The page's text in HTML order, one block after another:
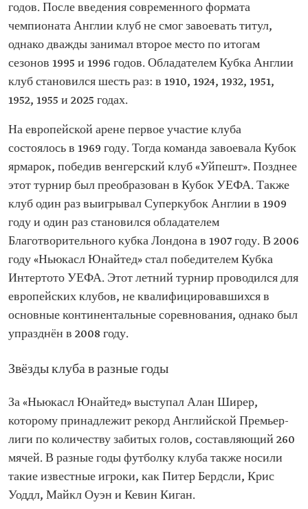
годов. После введения современного формата
чемпионата Англии клуб не смог завоевать титул,
однако дважды занимал второе место по итогам
сезонов 1995 и 1996 годов. Обладателем Кубка Англии
клуб становился шесть раз: в 1910, 1924, 1932, 1951,
1952, 1955 и 2025 годах.
На европейской арене первое участие клуба
состоялось в 1969 году. Тогда команда завоевала Кубок
ярмарок, победив венгерский клуб «Уйпешт». Позднее
этот турнир был преобразован в Кубок УЕФА. Также
клуб один раз выигрывал Суперкубок Англии в 1909
году и один раз становился обладателем
Благотворительного кубка Лондона в 1907 году. В 2006
году «Ньюкасл Юнайтед» стал победителем Кубка
Интертото УЕФА. Этот летний турнир проводился для
европейских клубов, не квалифицировавшихся в
основные континентальные соревнования, однако был
упразднён в 2008 году.
Звёзды клуба в разные годы
За «Ньюкасл Юнайтед» выступал Алан Ширер,
которому принадлежит рекорд Английской Премьер-
лиги по количеству забитых голов, составляющий 260
мячей. В разные годы футболку клуба также носили
такие известные игроки, как Питер Бердсли, Крис
Уоддл, Майкл Оуэн и Кевин Киган.